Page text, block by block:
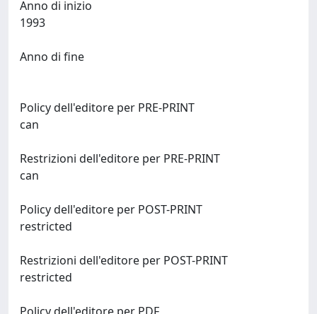
Anno di inizio
Anno di fine
Policy dell'editore per PRE-PRINT
Restrizioni dell'editore per PRE-PRINT
Policy dell'editore per POST-PRINT
Restrizioni dell'editore per POST-PRINT